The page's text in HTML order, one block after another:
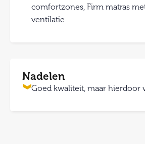
comfortzones, Firm matras
ventilatie
Nadelen
Goed kwaliteit, maar hierdoor